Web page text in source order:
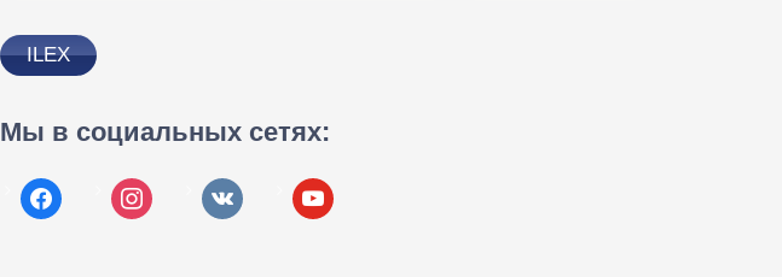
ILEX
Мы в социальных сетях:
facebook instagram vkontakte youtube